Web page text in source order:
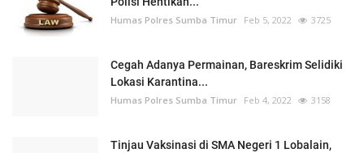
Humas Polres Sumba Timur Feb 5, 2022 3725
Cegah Adanya Permainan, Bareskrim Selidiki
Lokasi Karantina...
Humas Polres Sumba Timur Feb 4, 2022 3158
Tinjau Vaksinasi di SMA Negeri 1 Lobalain,